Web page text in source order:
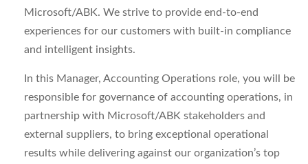
Microsoft/ABK. We strive to provide end-to-end
experiences for our customers with built-in compliance
and intelligent insights.
In this Manager, Accounting Operations role, you will be
responsible for governance of accounting operations, in
partnership with Microsoft/ABK stakeholders and
external suppliers, to bring exceptional operational
results while delivering against our organization’s top